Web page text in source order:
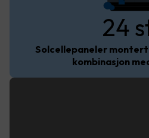
24
Solcellepaneler
kombinasjon